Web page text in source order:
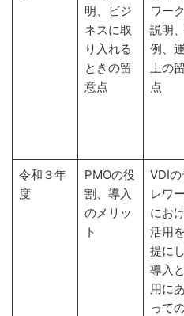
明、ビジ
ネスに取
り入れる
ときの留
意点
ワー
説明
例、
上の
点
令和３年
度
PMOの役
割、導入
のメリッ
ト
VDIの
レワ
にお
活用
提に
導入
用に
って